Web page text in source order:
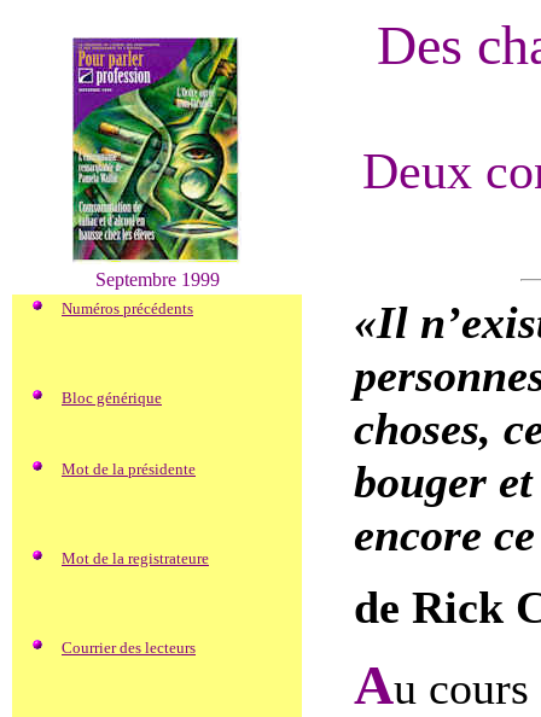
Septembre 1999
Des
Deux
Numéros précédents
Bloc générique
Mot de la présidente
Mot de la registrateure
Courrier des lecteurs
«Il
choses,
bouger
encore
de Rick
Au